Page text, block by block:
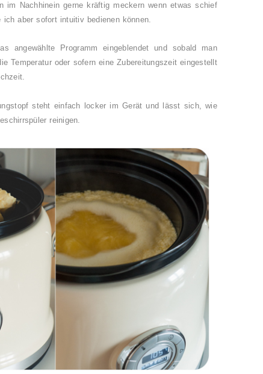
im Nachhinein gerne kräftig meckern wenn etwas schief
aber sofort intuitiv bedienen können.
angewählte Programm eingeblendet und sobald man
Temperatur oder sofern eine Zubereitungszeit eingestellt
steht einfach locker im Gerät und lässt sich, wie
reinigen.